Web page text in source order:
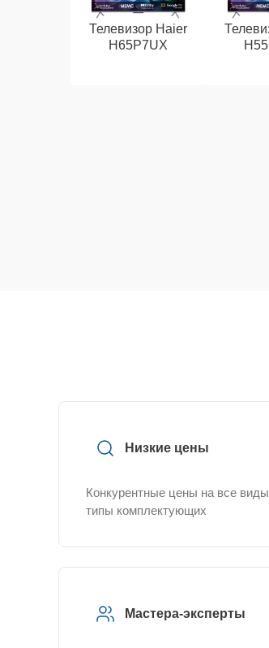
Телевизор Haier
H65P7UX
Низкие цены
Конкурентные цены на все
типы комплектующих
Мастера-эксперты